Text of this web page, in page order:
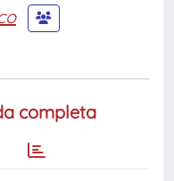
completa